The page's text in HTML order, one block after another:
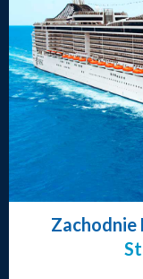
Zachodnie